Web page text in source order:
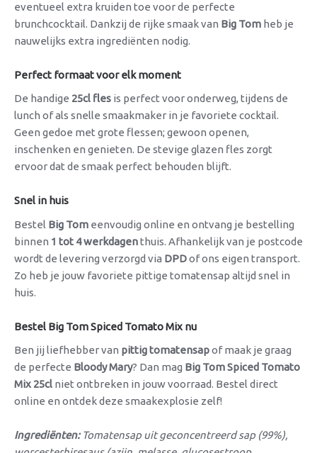
eventueel extra kruiden toe voor de perfecte
brunchcocktail. Dankzij de rijke smaak van Big Tom heb je
nauwelijks extra ingrediënten nodig.
Perfect formaat voor elk moment
De handige 25cl fles is perfect voor onderweg, tijdens de
lunch of als snelle smaakmaker in je favoriete cocktail.
Geen gedoe met grote flessen; gewoon openen,
inschenken en genieten. De stevige glazen fles zorgt
ervoor dat de smaak perfect behouden blijft.
Snel in huis
Bestel Big Tom eenvoudig online en ontvang je bestelling
binnen 1 tot 4 werkdagenthuis. Afhankelijk van je postcode
wordt de levering verzorgd via DPDof ons eigen transport.
Zo heb je jouw favoriete pittige tomatensap altijd snel in
huis.
Bestel Big Tom Spiced Tomato Mix nu
Ben jij liefhebber van pittig tomatensapof maak je graag
de perfecte Bloody Mary? Dan mag Big Tom Spiced Tomato
Mix 25cl niet ontbreken in jouw voorraad. Bestel direct
online en ontdek deze smaakexplosie zelf!
Ingrediënten:Tomatensap uit geconcentreerd sap (99%),